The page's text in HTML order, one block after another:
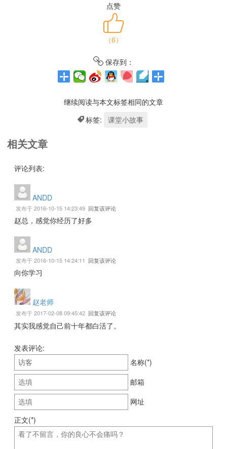
点赞
（6）
保存到：
继续阅读与本文标签相同的文章
标签:
课堂小故事
相关文章
评论列表:
ANDD
发布于 2016-10-15 14:23:49 回复该评论
赵总，感觉你经历了好多
ANDD
发布于 2016-10-15 14:24:11 回复该评论
向你学习
赵老师
发布于 2017-02-08 09:45:42 回复该评论
其实我感觉自己前十年都白活了。
发表评论:
名称(*)
邮箱
网址
正文(*)